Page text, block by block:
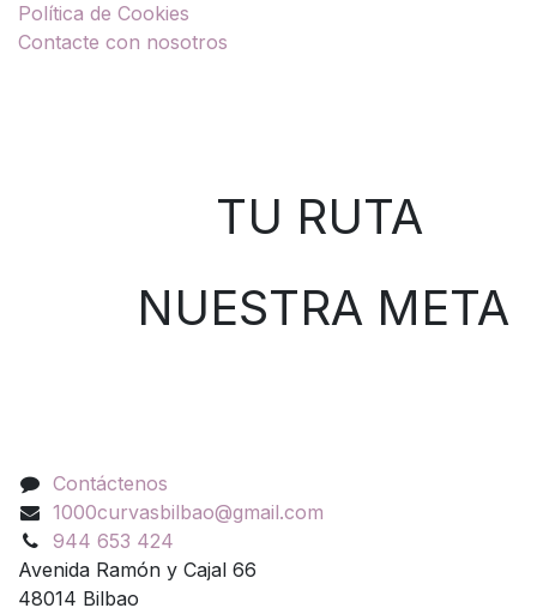
Política de Cookies
Contacte con nosotros
TU RUTA
NUESTRA META
Contáctenos
1000curvasbilbao@gmail.com
944 653 424
Avenida Ramón y Cajal 66
48014 Bilbao